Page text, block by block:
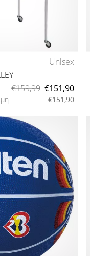
Unisex
€159,99 €151,90
€151,90